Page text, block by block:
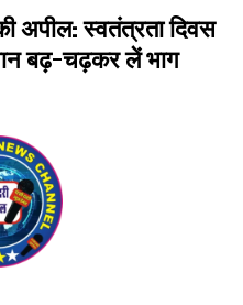
की अपील: स्वतंत्रता दिवस
बढ़-चढ़कर लें भाग